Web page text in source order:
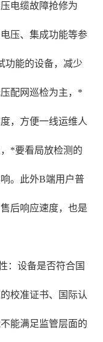
电缆故障抢修为
压、集成功能等参
功能的设备，减少
配网巡检为主，*
，方便一线运维人
*要看局放检测的
。此外B端用户普
后响应速度，也是
：设备是否符合国
校准证书、国际认
能满足监管层面的